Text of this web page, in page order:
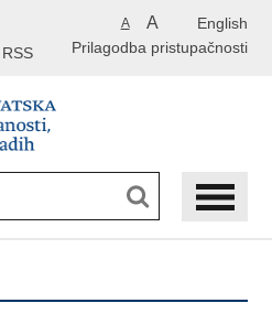
English
A A
Prilagodba pristupačnosti
RSS